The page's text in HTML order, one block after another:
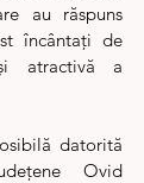
au răspuns
încântați de
atractivă a
datorită
Ovid